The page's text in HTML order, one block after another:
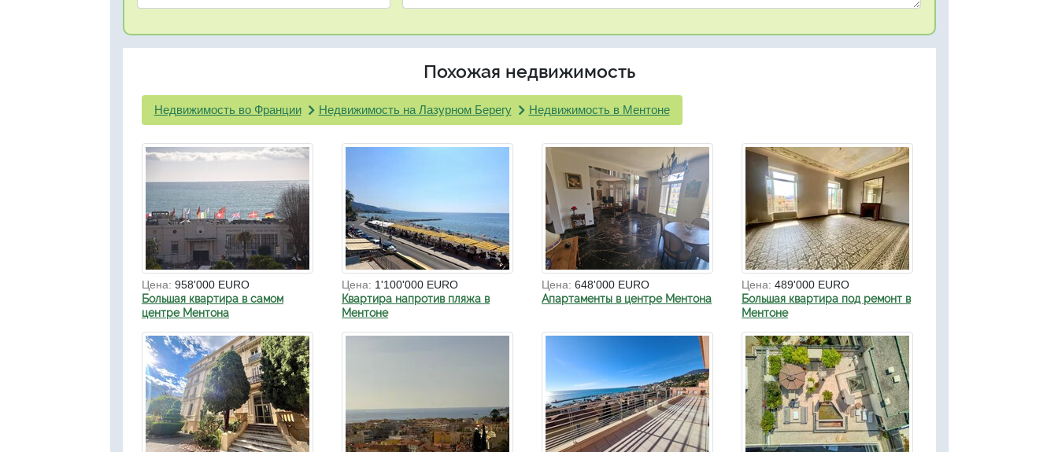
Похожая недвижимость
Недвижимость во Франции Недвижимость на Лазурном Берегу Недвижимость в Ментоне
Цена: 958'000 EURO
Большая квартира в самом
центре Ментона
Цена: 1'100'000 EURO
Квартира напротив пляжа в
Ментоне
Цена: 648'000 EURO
Апартаменты в центре Ментона
Цена: 489'000 EURO
Большая квартира под ремонт в
Ментоне